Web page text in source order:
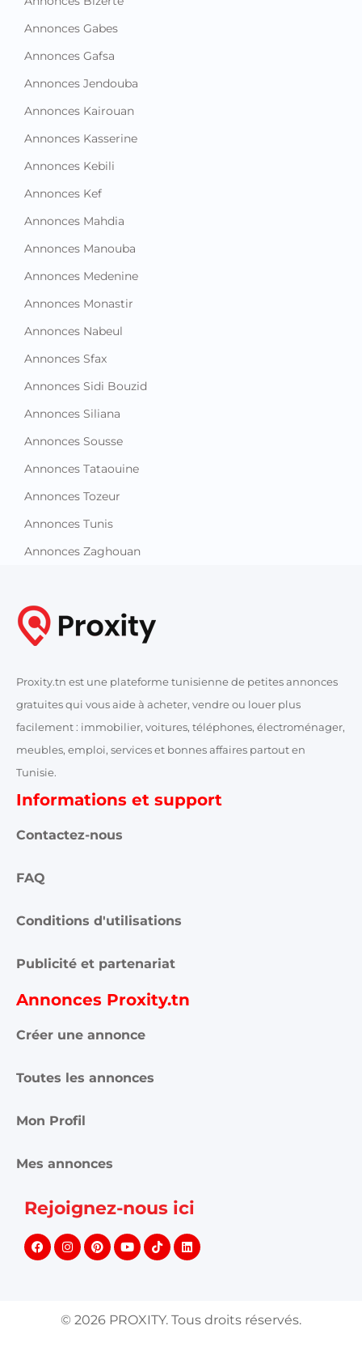
Annonces Gabes
Annonces Gafsa
Annonces Jendouba
Annonces Kairouan
Annonces Kasserine
Annonces Kebili
Annonces Kef
Annonces Mahdia
Annonces Manouba
Annonces Medenine
Annonces Monastir
Annonces Nabeul
Annonces Sfax
Annonces Sidi Bouzid
Annonces Siliana
Annonces Sousse
Annonces Tataouine
Annonces Tozeur
Annonces Tunis
Annonces Zaghouan
Proxity.tn est une plateforme tunisienne de petites annonces
gratuites qui vous aide à acheter, vendre ou louer plus
facilement : immobilier, voitures, téléphones, électroménager,
meubles, emploi, services et bonnes affaires partout en
Tunisie.
Informations et support
Contactez-nous
FAQ
Conditions d'utilisations
Publicité et partenariat
Annonces Proxity.tn
Créer une annonce
Toutes les annonces
Mon Profil
Mes annonces
Rejoignez-nous ici
© 2026 PROXITY. Tous droits réservés.